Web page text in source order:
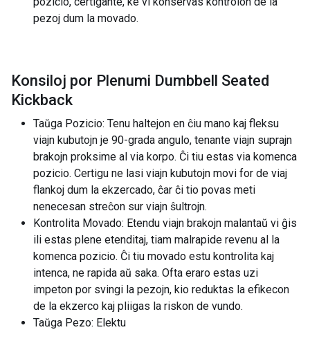
pezoj dum la movado.
Konsiloj por Plenumi Dumbbell Seated
Kickback
Taŭga Pozicio: Tenu haltejon en ĉiu mano kaj fleksu
viajn kubutojn je 90-grada angulo, tenante viajn suprajn
brakojn proksime al via korpo. Ĉi tiu estas via komenca
pozicio. Certigu ne lasi viajn kubutojn movi for de viaj
flankoj dum la ekzercado, ĉar ĉi tio povas meti
nenecesan streĉon sur viajn ŝultrojn.
Kontrolita Movado: Etendu viajn brakojn malantaŭ vi ĝis
ili estas plene etenditaj, tiam malrapide revenu al la
komenca pozicio. Ĉi tiu movado estu kontrolita kaj
intenca, ne rapida aŭ saka. Ofta eraro estas uzi
impeton por svingi la pezojn, kio reduktas la efikecon
de la ekzerco kaj pliigas la riskon de vundo.
Taŭga Pezo: Elektu